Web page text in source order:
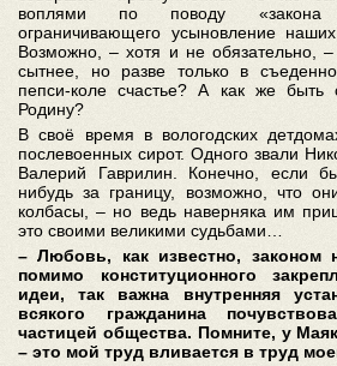
воплями по поводу «закона
ограничивающего усыновление
Возможно, – хотя и не обязательно,
сытнее, но разве только в
пепси-коле счастье? А как же
Родину?
В своё время в вологодских
послевоенных сирот. Одного звали
Валерий Гаврилин. Конечно, если
нибудь за границу, возможно, что
колбасы, – но ведь наверняка им
это своими великими судьбами…
– Любовь, как известно, законом
помимо конституционного
идеи, так важна внутренняя
всякого гражданина
частицей общества. Помните, у
– это мой труд вливается в труд